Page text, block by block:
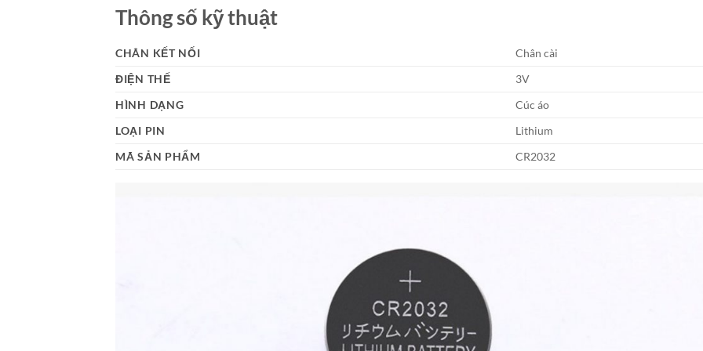
Thông số kỹ thuật
CHÂN KẾT NỐI
Chân cài
ĐIỆN THẾ
3V
HÌNH DẠNG
Cúc áo
LOẠI PIN
Lithium
MÃ SẢN PHẨM
CR2032